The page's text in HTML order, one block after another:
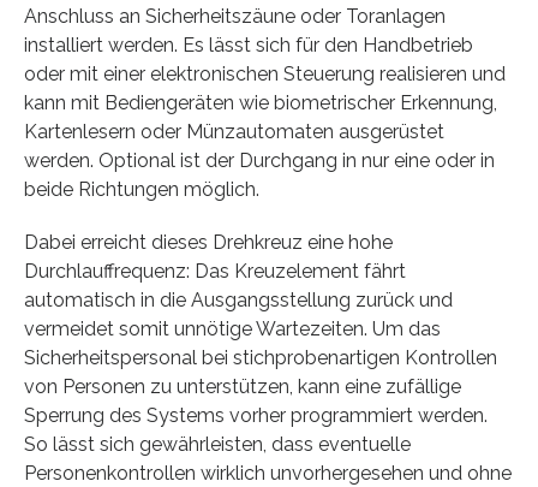
Anschluss an Sicherheitszäune oder Toranlagen
installiert werden. Es lässt sich für den Handbetrieb
oder mit einer elektronischen Steuerung realisieren und
kann mit Bediengeräten wie biometrischer Erkennung,
Kartenlesern oder Münzautomaten ausgerüstet
werden. Optional ist der Durchgang in nur eine oder in
beide Richtungen möglich.
Dabei erreicht dieses Drehkreuz eine hohe
Durchlauffrequenz: Das Kreuzelement fährt
automatisch in die Ausgangsstellung zurück und
vermeidet somit unnötige Wartezeiten. Um das
Sicherheitspersonal bei stichprobenartigen Kontrollen
von Personen zu unterstützen, kann eine zufällige
Sperrung des Systems vorher programmiert werden.
So lässt sich gewährleisten, dass eventuelle
Personenkontrollen wirklich unvorhergesehen und ohne